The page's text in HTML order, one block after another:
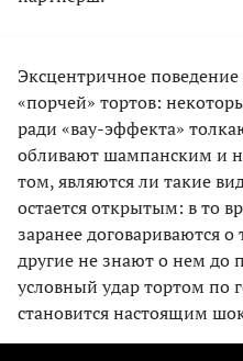
Эксцентричное
«порчей» тортов:
ради «вау-эффекта»
обливают шампанским и
том, являются ли такие
остается открытым: в то
заранее договариваются
другие не знают о нем до
условный удар тортом по
становится настоящим